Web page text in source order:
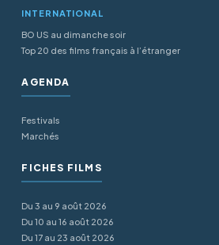
INTERNATIONAL
BO US au dimanche soir
Top 20 des films français à l’étranger
AGENDA
Festivals
Marchés
FICHES FILMS
Du 3 au 9 août 2026
Du 10 au 16 août 2026
Du 17 au 23 août 2026